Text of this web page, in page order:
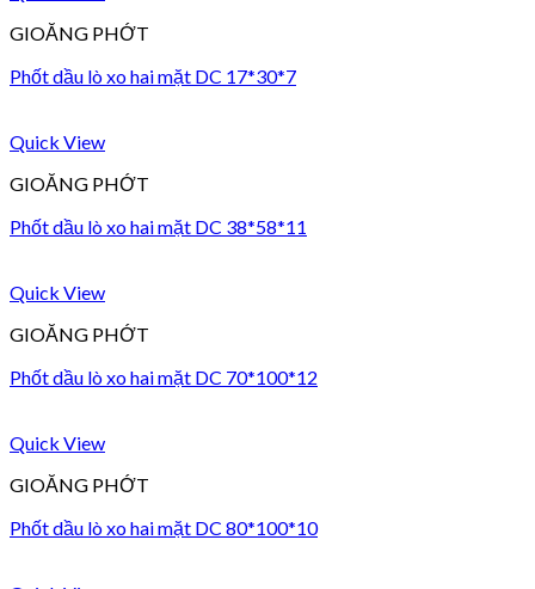
GIOĂNG PHỚT
Phốt dầu lò xo hai mặt DC 17*30*7
Quick View
GIOĂNG PHỚT
Phốt dầu lò xo hai mặt DC 38*58*11
Quick View
GIOĂNG PHỚT
Phốt dầu lò xo hai mặt DC 70*100*12
Quick View
GIOĂNG PHỚT
Phốt dầu lò xo hai mặt DC 80*100*10